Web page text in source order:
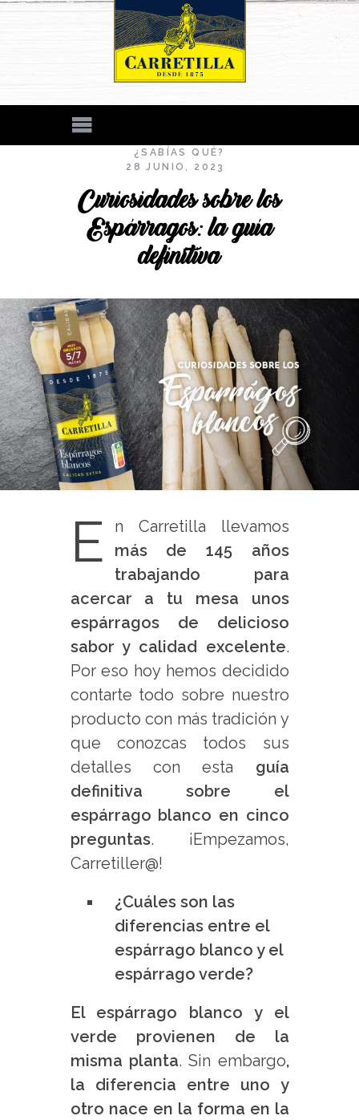
¿SABÍAS QUÉ?
28 JUNIO, 2023
Curiosidades sobre los
Espárragos: la guía
definitiva
E
n Carretilla llevamos
más de 145 años
trabajando para
acercar a tu mesa unos
espárragos de delicioso
sabor y calidad excelente.
Por eso hoy hemos decidido
contarte todo sobre nuestro
producto con más tradición y
que conozcas todos sus
detalles con esta guía
definitiva sobre el
espárrago blanco en cinco
preguntas. ¡Empezamos,
Carretiller@!
¿Cuáles son las
diferencias entre el
espárrago blanco y el
espárrago verde?
El espárrago blanco y el
verde provienen de la
misma planta. Sin embargo,
la diferencia entre uno y
otro nace en la forma en la